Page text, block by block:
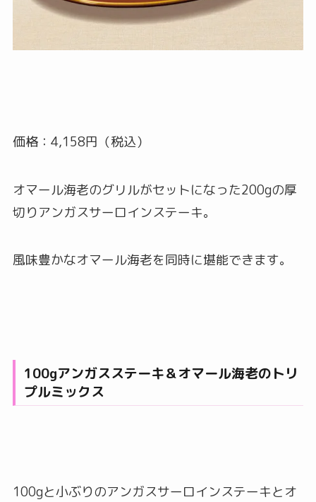
価格：4,158円（税込）
オマール海老のグリルがセットになった200gの厚
切りアンガスサーロインステーキ。
風味豊かなオマール海老を同時に堪能できます。
100gアンガスステーキ＆オマール海老のトリ
プルミックス
100gと小ぶりのアンガスサーロインステーキとオ